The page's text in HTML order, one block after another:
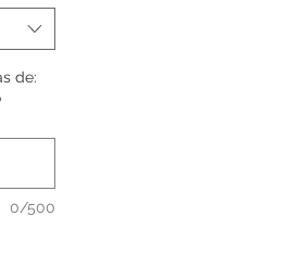
de:
0/500